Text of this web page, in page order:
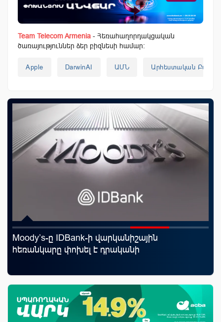
Team Telecom Armenia - Հեռահաղորդակցական
ծառայություններ ձեր բիզնեսի համար:
Apple DarwinAI ԱՄՆ Արհեստական
Moody’s-ը IDBank-ի վարկանիշային
հեռանկարը փոխել է դրականի